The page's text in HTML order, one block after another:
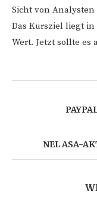
Sicht von
Das Kursziel liegt
Wert. Jetzt sollte es
NEL ASA-